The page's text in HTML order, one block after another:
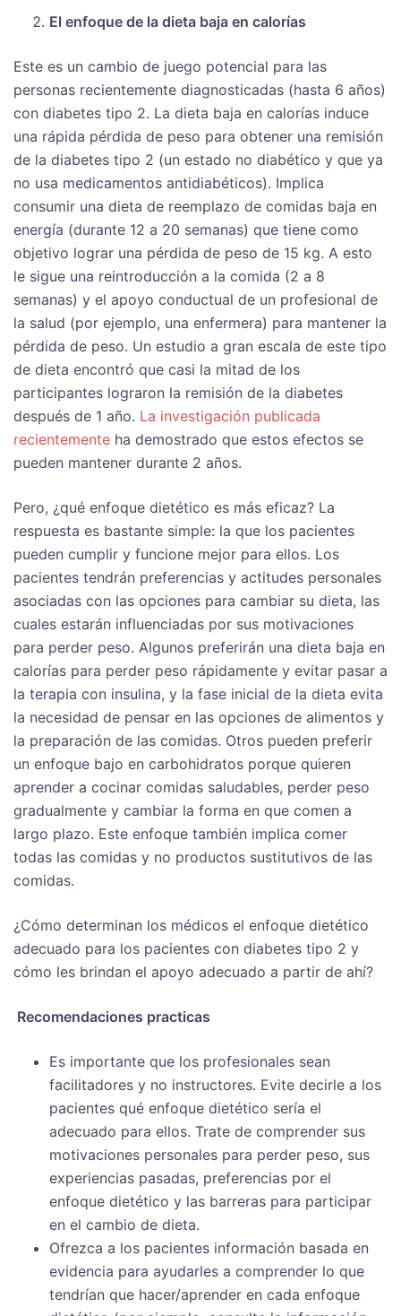
El enfoque de la dieta baja en calorías
Este es un cambio de juego potencial para las
personas recientemente diagnosticadas (hasta 6 años)
con diabetes tipo 2. La dieta baja en calorías induce
una rápida pérdida de peso para obtener una remisión
de la diabetes tipo 2 (un estado no diabético y que ya
no usa medicamentos antidiabéticos). Implica
consumir una dieta de reemplazo de comidas baja en
energía (durante 12 a 20 semanas) que tiene como
objetivo lograr una pérdida de peso de 15 kg. A esto
le sigue una reintroducción a la comida (2 a 8
semanas) y el apoyo conductual de un profesional de
la salud (por ejemplo, una enfermera) para mantener la
pérdida de peso. Un estudio a gran escala de este tipo
de dieta encontró que casi la mitad de los
participantes lograron la remisión de la diabetes
después de 1 año. La investigación publicada
recientemente ha demostrado que estos efectos se
pueden mantener durante 2 años.
Pero, ¿qué enfoque dietético es más eficaz? La
respuesta es bastante simple: la que los pacientes
pueden cumplir y funcione mejor para ellos. Los
pacientes tendrán preferencias y actitudes personales
asociadas con las opciones para cambiar su dieta, las
cuales estarán influenciadas por sus motivaciones
para perder peso. Algunos preferirán una dieta baja en
calorías para perder peso rápidamente y evitar pasar a
la terapia con insulina, y la fase inicial de la dieta evita
la necesidad de pensar en las opciones de alimentos y
la preparación de las comidas. Otros pueden preferir
un enfoque bajo en carbohidratos porque quieren
aprender a cocinar comidas saludables, perder peso
gradualmente y cambiar la forma en que comen a
largo plazo. Este enfoque también implica comer
todas las comidas y no productos sustitutivos de las
comidas.
¿Cómo determinan los médicos el enfoque dietético
adecuado para los pacientes con diabetes tipo 2 y
cómo les brindan el apoyo adecuado a partir de ahí?
Recomendaciones practicas
Es importante que los profesionales sean
facilitadores y no instructores. Evite decirle a los
pacientes qué enfoque dietético sería el
adecuado para ellos. Trate de comprender sus
motivaciones personales para perder peso, sus
experiencias pasadas, preferencias por el
enfoque dietético y las barreras para participar
en el cambio de dieta.
Ofrezca a los pacientes información basada en
evidencia para ayudarles a comprender lo que
tendrían que hacer/aprender en cada enfoque